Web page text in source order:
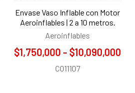
Envase Vaso Inflable con Motor
Aeroinflables | 2 a 10 metros.
Aeroinflables
$1,750,000 - $10,090,000
CO11107